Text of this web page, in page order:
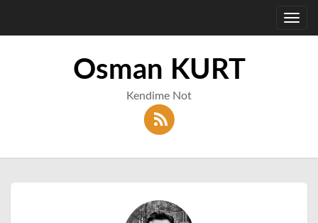
Osman KURT
Kendime Not